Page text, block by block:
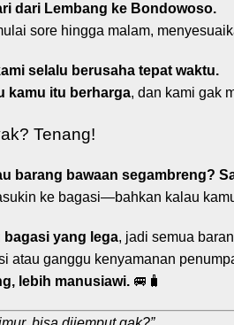
dari Lembang ke Bondowoso.
sore hingga malam,
selalu berusaha tepat waktu.
kamu itu berharga, dan kami gak
Tenang!
barang bawaan segambreng?
ke bagasi—bahkan kalau
bagasi yang lega, jadi semua
atau ganggu kenyamanan
lebih manusiawi. 🚐🧳